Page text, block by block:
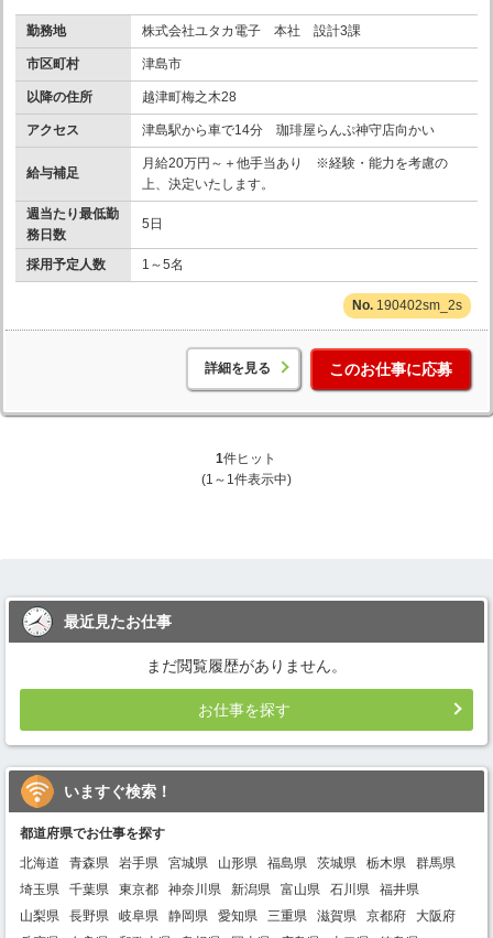
勤務地 株式会社ユタカ電子 本社 設計3課
市区町村 津島市
以降の住所 越津町梅之木28
アクセス 津島駅から車で14分 珈琲屋らんぷ神守店向かい
給与補足
月給20万円～＋他手当あり ※経験・能力を考慮の
上、決定いたします。
週当たり最低勤
務日数
5日
採用予定人数 1～5名
190402sm_2s
詳細を見る このお仕事に応募
1件ヒット
(1～1件表示中)
最近見たお仕事
まだ閲覧履歴がありません。
お仕事を探す
いますぐ検索！
都道府県でお仕事を探す
北海道
青森県 岩手県 宮城県 山形県 福島県 茨城県 栃木県
群馬県
埼玉県
千葉県 東京都 神奈川県 新潟県 富山県 石川県
福井県
山梨県
長野県 岐阜県 静岡県 愛知県 三重県 滋賀県 京都府
大阪府